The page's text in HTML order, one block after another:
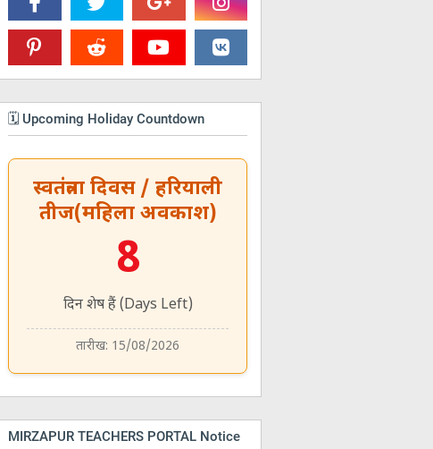
🗓️ Upcoming Holiday Countdown
स्वतंत्रता दिवस / हरियाली
तीज(महिला अवकाश)
8
दिन शेष हैं (Days Left)
तारीख: 15/08/2026
MIRZAPUR TEACHERS PORTAL Notice